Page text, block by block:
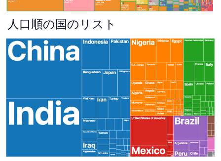
人口順の国のリスト